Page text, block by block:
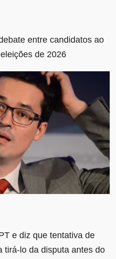
entre candidatos ao
de 2026
e diz que tentativa de
tirá-lo da disputa antes do